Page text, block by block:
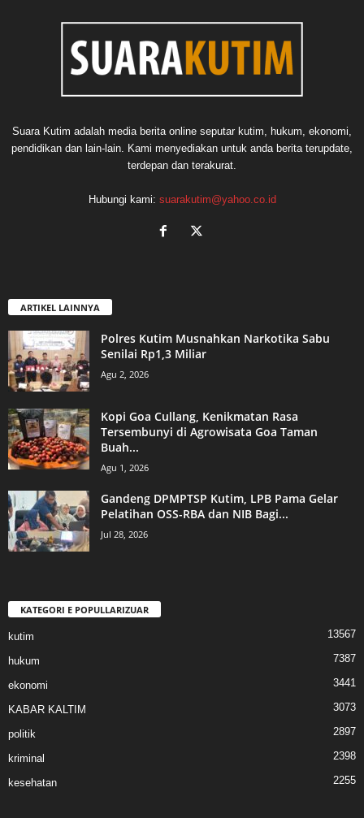
Suara Kutim adalah media berita online seputar kutim, hukum, ekonomi,
pendidikan dan lain-lain. Kami menyediakan untuk anda berita terupdate,
terdepan dan terakurat.
Hubungi kami: suarakutim@yahoo.co.id
ARTIKEL LAINNYA
Polres Kutim Musnahkan Narkotika Sabu
Senilai Rp1,3 Miliar
Agu 2, 2026
Kopi Goa Cullang, Kenikmatan Rasa
Tersembunyi di Agrowisata Goa Taman
Buah...
Agu 1, 2026
Gandeng DPMPTSP Kutim, LPB Pama Gelar
Pelatihan OSS-RBA dan NIB Bagi...
Jul 28, 2026
KATEGORI E POPULLARIZUAR
kutim 13567
hukum 7387
ekonomi 3441
KABAR KALTIM 3073
politik 2897
kriminal 2398
kesehatan 2255